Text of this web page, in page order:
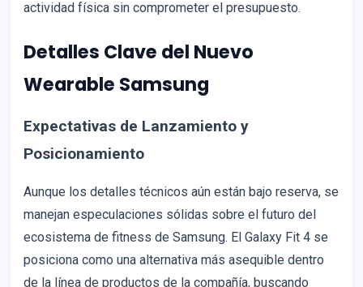
actividad física sin comprometer el presupuesto.
Detalles Clave del Nuevo
Wearable Samsung
Expectativas de Lanzamiento y
Posicionamiento
Aunque los detalles técnicos aún están bajo reserva, se
manejan especulaciones sólidas sobre el futuro del
ecosistema de fitness de Samsung. El Galaxy Fit 4 se
posiciona como una alternativa más asequible dentro
de la línea de productos de la compañía, buscando